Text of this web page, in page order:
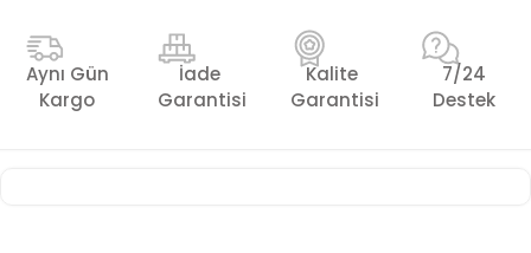
Aynı Gün
Kargo
İade
Garantisi
Kalite
Garantisi
7/24
Destek